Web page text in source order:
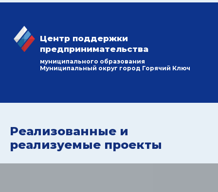
Центр поддержки
предпринимательства
муниципального образования
Муниципальный округ город Горячий Ключ
Реализованные и
реализуемые проекты